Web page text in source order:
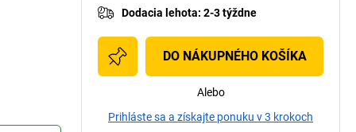
Dodacia lehota: 2-3 týždne
DO NÁKUPNÉHO KOŠÍKA
Alebo
Prihláste sa a získajte ponuku v 3 krokoch